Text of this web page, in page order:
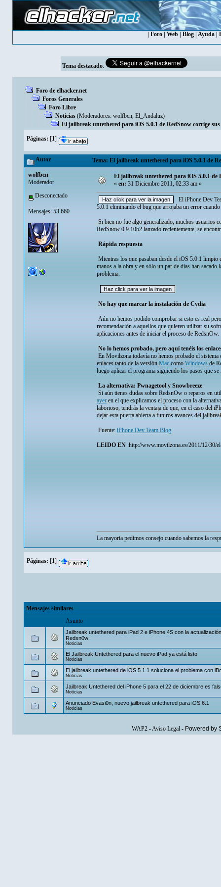
Foro| Web| Blog| Ayuda|
Tema destacado:
Foro de elhacker.net
Foros Generales
Foro Libre
Noticias (Moderadores: wolfbcn, El_Andaluz)
El jailbreak untethered para iOS 5.0.1 de RedSnow corrige
Páginas: [1]
Autor Tema: El jailbreak untethered para iOS 5.0.1 de
wolfbcn
Moderador
Desconectado
Mensajes: 53.660
El jailbreak untethered para iOS 5.0.1 de
«en:31 Diciembre 2011, 02:33 am »
El iPhone Dev
5.0.1 eliminando el bug que arrojaba un error
Si bien no fue algo generalizado, muchos usuarios
RedSnow 0.9.10b2 lanzado recientemente, se
Rápida respuesta
Mientras los que pasaban desde el iOS 5.0.1 limpio
manos a la obra y en sólo un par de días han
problema.
No hay que marcar la instalación de Cydia
Aún no hemos podido comprobar si esto es real
recomendación a aquellos que quieren utilizar su
aplicaciones antes de iniciar el proceso de RedsnOw.
No lo hemos probado, pero aquí tenéis los
En Movilzona todavía no hemos probado el sistema
enlaces tanto de la versiónMaccomoWindowsde
luego aplicar el programa siguiendo los pasos que se
La alternativa: Pwnagetool y Snowbreeze
Si aún tienes dudas sobre RedsnOw o reparos en
ayeren el que explicamos el proceso con la
laborioso, tendrás la ventaja de que, en el caso del
dejar esta puerta abierta a futuros avances del
Fuente:iPhone Dev Team Blog
LEIDO EN:http://www.movilzona.es/2011/12/30/
La mayoria pedimos consejo cuando sabemos la
Páginas: [1]
Mensajes similares
Asunto
Jailbreak untethered para iPad 2 e iPhone 4S con la
Redsn0w
Noticias
El Jailbreak Untethered para el nuevo iPad ya está listo
Noticias
El jailbreak untethered de iOS 5.1.1 soluciona el problema con
Noticias
Jailbreak Untethered del iPhone 5 para el 22 de diciembre es
Noticias
Anunciado Evasi0n, nuevo jailbreak untethered para iOS 6.1
Noticias
WAP2-Aviso Legal- Powered by